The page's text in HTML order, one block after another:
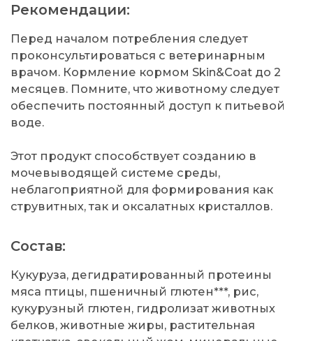
Рекомендации:
Перед началом потребления следует
проконсультироваться с ветеринарным
врачом. Кормление кормом Skin&Coat до 2
месяцев. Помните, что животному следует
обеспечить постоянный доступ к питьевой
воде.
Этот продукт способствует созданию в
мочевыводящей системе среды,
неблагоприятной для формирования как
струвитных, так и оксалатных кристаллов.
Состав:
Кукуруза, дегидратированный протеины
мяса птицы, пшеничный глютен***, рис,
кукурузный глютен, гидролизат животных
белков, животные жиры, растительная